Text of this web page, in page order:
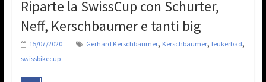
Riparte la SwissCup con Schurter,
Neff, Kerschbaumer e tanti big
15/07/2020 Gerhard Kerschbaumer, Kerschbaumer, leukerbad,
swissbikecup